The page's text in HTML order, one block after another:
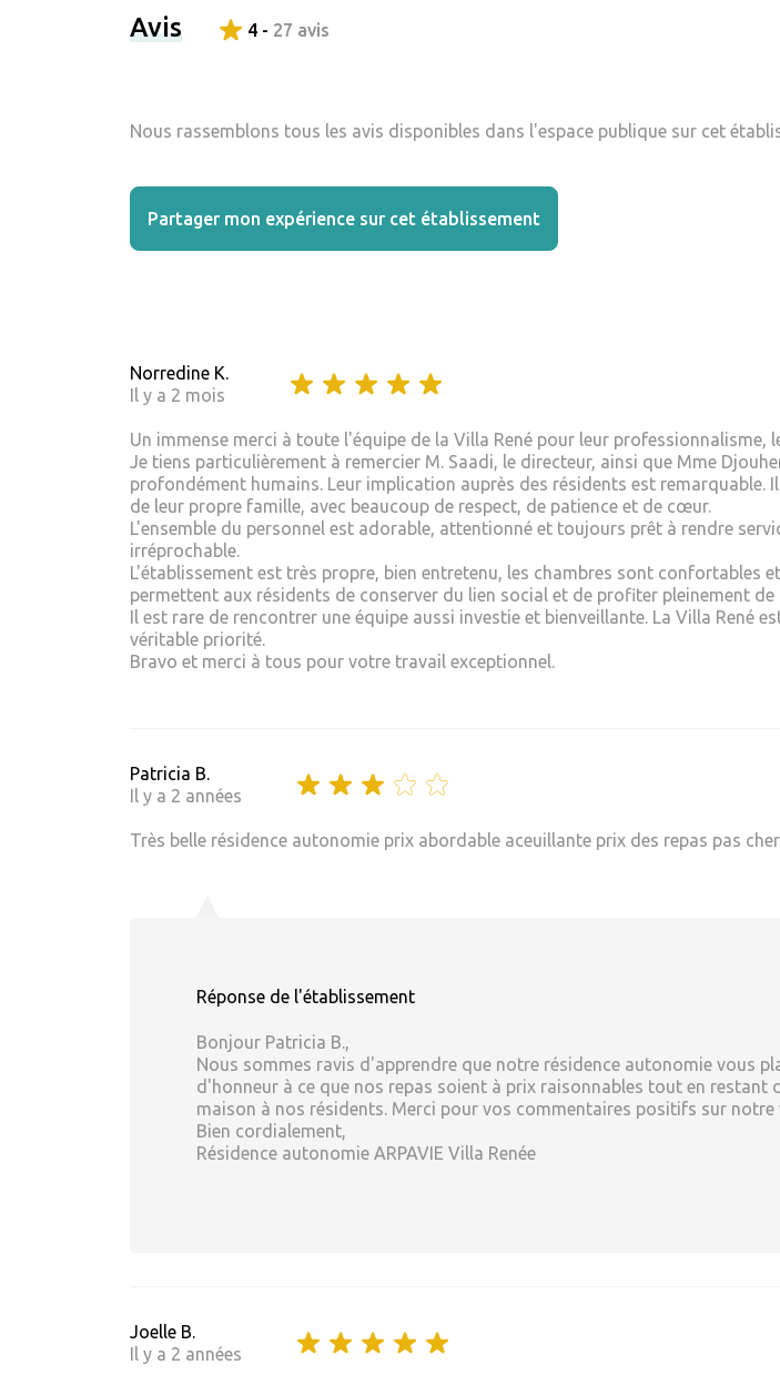
Avis 4 - 27 avis
Nous rassemblons tous les avis disponibles dans l'espace publique sur cet
Partager mon expérience sur cet établissement
Norredine K.
Il y a 2 mois
Un immense merci à toute l'équipe de la Villa René pour leur professionnalisme,
Je tiens particulièrement à remercier M. Saadi, le directeur, ainsi que Mme
profondément humains. Leur implication auprès des résidents est remarquable.
de leur propre famille, avec beaucoup de respect, de patience et de cœur.
L'ensemble du personnel est adorable, attentionné et toujours prêt à rendre
irréprochable.
L'établissement est très propre, bien entretenu, les chambres sont confortables
permettent aux résidents de conserver du lien social et de profiter pleinement
Il est rare de rencontrer une équipe aussi investie et bienveillante. La Villa René
véritable priorité.
Bravo et merci à tous pour votre travail exceptionnel.
Patricia B.
Il y a 2 années
Très belle résidence autonomie prix abordable aceuillante prix des repas pas
Réponse de l'établissement
Bonjour Patricia B.,
Nous sommes ravis d'apprendre que notre résidence autonomie vous
d'honneur à ce que nos repas soient à prix raisonnables tout en
maison à nos résidents. Merci pour vos commentaires positifs sur notre
Bien cordialement,
Résidence autonomie ARPAVIE Villa Renée
Joelle B.
Il y a 2 années